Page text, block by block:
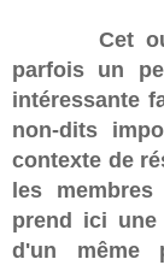
Cet
parfois un
intéressante
non-dits
contexte de
les
prend ici une
d'un même